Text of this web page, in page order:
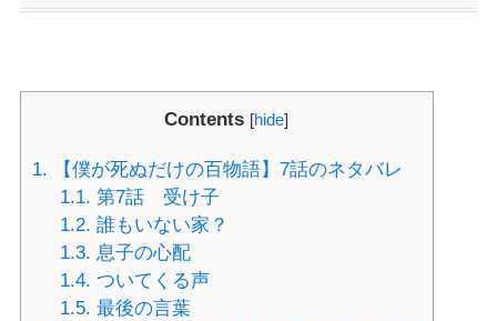
Contents [hide]
1. 【僕が死ぬだけの百物語】7話のネタバレ
1.1. 第7話 受け子
1.2. 誰もいない家？
1.3. 息子の心配
1.4. ついてくる声
1.5. 最後の言葉